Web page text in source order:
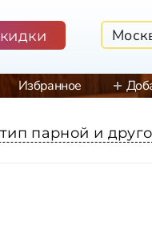
Избранное
парной и